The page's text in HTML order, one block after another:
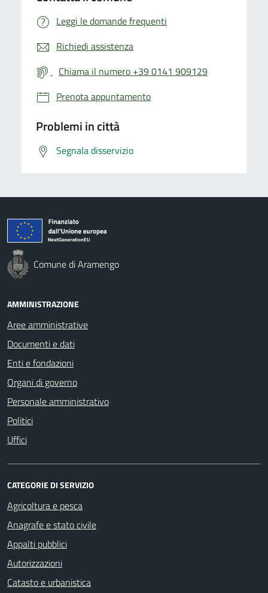
Leggi le domande frequenti
Richiedi assistenza
Chiama il numero +39 0141 909129
Prenota appuntamento
Problemi in città
Segnala disservizio
Comune di Aramengo
AMMINISTRAZIONE
Aree amministrative
Documenti e dati
Enti e fondazioni
Organi di governo
Personale amministrativo
Politici
Uffici
CATEGORIE DI SERVIZIO
Agricoltura e pesca
Anagrafe e stato civile
Appalti pubblici
Autorizzazioni
Catasto e urbanistica